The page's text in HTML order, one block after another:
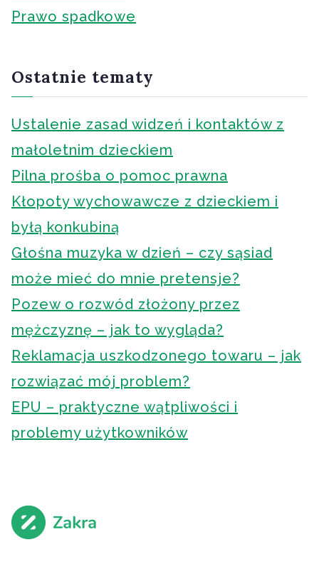
Prawo spadkowe
Ostatnie tematy
Ustalenie zasad widzeń i kontaktów z
małoletnim dzieckiem
Pilna prośba o pomoc prawna
Kłopoty wychowawcze z dzieckiem i
byłą konkubiną
Głośna muzyka w dzień – czy sąsiad
może mieć do mnie pretensje?
Pozew o rozwód złożony przez
mężczyznę – jak to wygląda?
Reklamacja uszkodzonego towaru – jak
rozwiązać mój problem?
EPU – praktyczne wątpliwości i
problemy użytkowników